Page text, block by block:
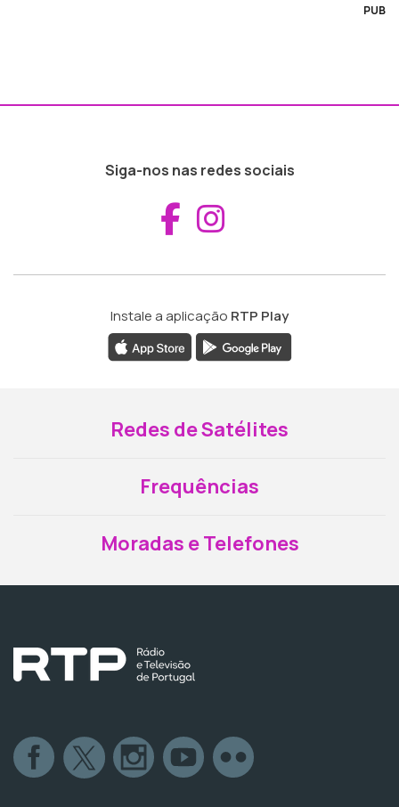
PUB
Siga-nos nas redes sociais
Aceder ao
Instale a aplicação RTP Play
Redes de Satélites
Frequências
Moradas e Telefones